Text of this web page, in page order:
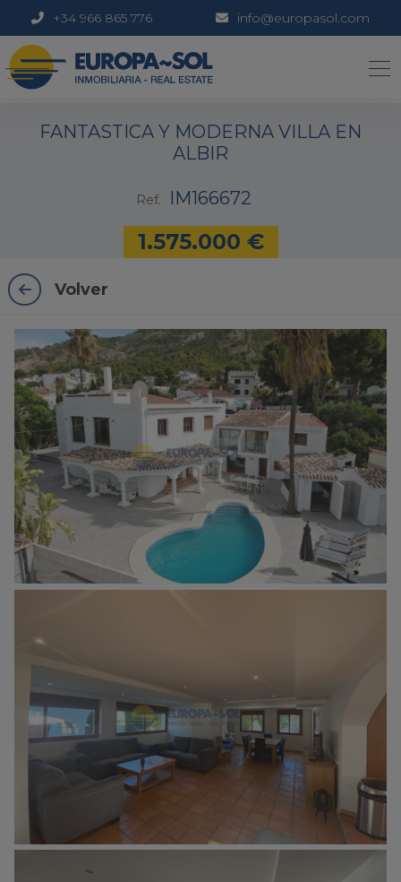
+34 966 865 776 info@europasol.com
FANTASTICA Y MODERNA VILLA EN
ALBIR
Ref. IM166672
1.575.000 €
Volver
1 / 25